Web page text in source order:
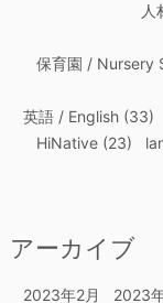
人
保育園 / Nursery
英語 / English(33)
HiNative(23)
アーカイブ
2023年2月 2023